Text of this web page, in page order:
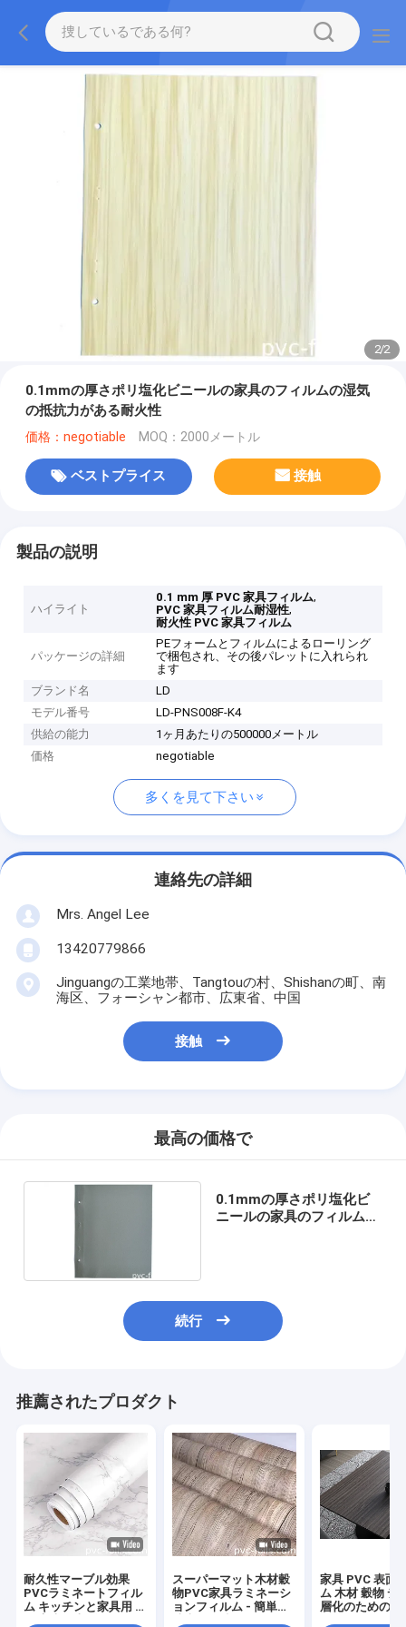
2/2
0.1mmの厚さポリ塩化ビニールの家具のフィルムの湿気
の抵抗力がある耐火性
価格：negotiable MOQ：2000メートル
ベストプライス 接触
製品の説明
ハイライト
0.1 mm 厚 PVC 家具フィルム,
PVC 家具フィルム耐湿性,
耐火性 PVC 家具フィルム
パッケージの詳細
PEフォームとフィルムによるローリング
で梱包され、その後パレットに入れられ
ます
ブランド名
LD
モデル番号
LD-PNS008F-K4
供給の能力
1ヶ月あたりの500000メートル
価格
negotiable
多くを見て下さい
連絡先の詳細
Mrs. Angel Lee
13420779866
Jinguangの工業地帯、Tangtouの村、Shishanの町、南
海区、フォーシャン都市、広東省、中国
接触
最高の価格で
0.1mmの厚さポリ塩化ビ
ニールの家具のフィルムの
続行
推薦されたプロダクト
耐久性マーブル効果
PVCラミネートフィル
ム キッチンと家具用 防
スーパーマット木材穀
物PVC家具ラミネーシ
ョンフィルム - 簡単に
家具 PVC 表面
ム 木材 穀物 デ
層化のためのカ